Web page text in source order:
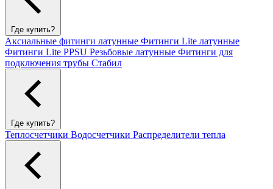
Где купить?
Аксиальные фитинги латунные Фитинги Lite латунные
Фитинги Lite PPSU Резьбовые латунные Фитинги для
подключения трубы Стабил
Где купить?
Теплосчетчики Водосчетчики Распределители тепла